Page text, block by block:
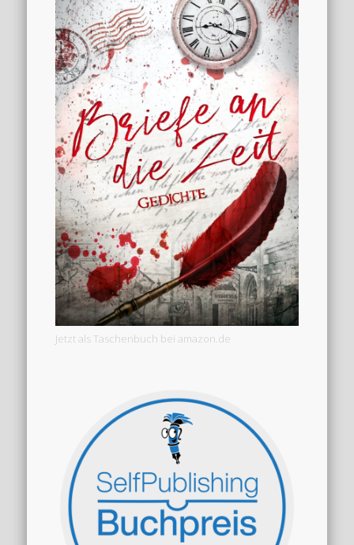
Jetzt als Taschenbuch bei amazon.de